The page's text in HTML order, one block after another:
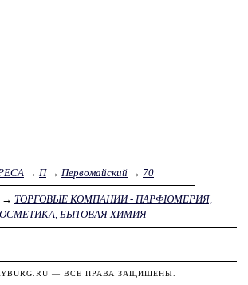
→ П→ Первомайский → 70
ТОРГОВЫЕ КОМПАНИИ - ПАРФЮМЕРИЯ,
БЫТОВАЯ ХИМИЯ
— ВСЕ ПРАВА ЗАЩИЩЕНЫ.